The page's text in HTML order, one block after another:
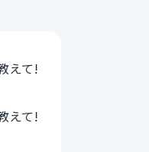
えて!
えて!